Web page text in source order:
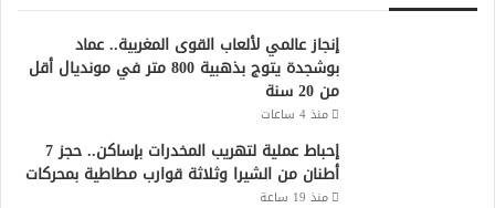
إنجاز عالمي لألعاب القوى المغربية.. عماد
بوشجدة يتوج بذهبية 800 متر في مونديال أقل
من 20 سنة
منذ 4 ساعات
إحباط عملية لتهريب المخدرات بإساكن.. حجز 7
أطنان من الشيرا وثلاثة قوارب مطاطية بمحركات
منذ 19 ساعة